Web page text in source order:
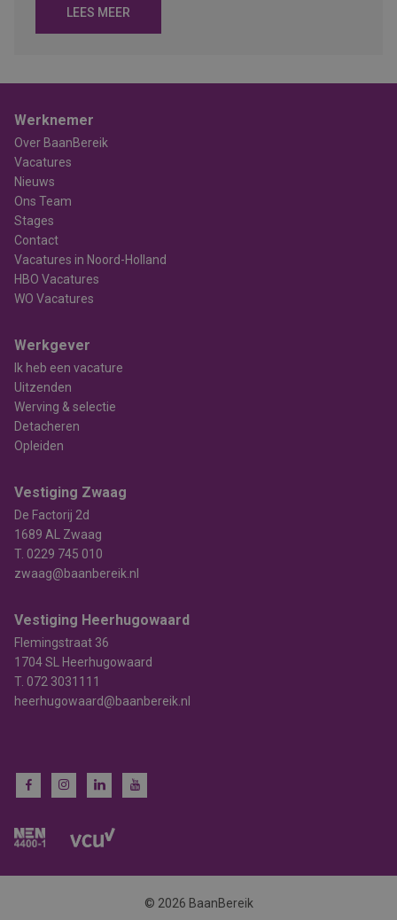
LEES MEER
Werknemer
Over BaanBereik
Vacatures
Nieuws
Ons Team
Stages
Contact
Vacatures in Noord-Holland
HBO Vacatures
WO Vacatures
Werkgever
Ik heb een vacature
Uitzenden
Werving & selectie
Detacheren
Opleiden
Vestiging Zwaag
De Factorij 2d
1689 AL Zwaag
T. 0229 745 010
zwaag@baanbereik.nl
Vestiging Heerhugowaard
Flemingstraat 36
1704 SL Heerhugowaard
T. 072 3031111
heerhugowaard@baanbereik.nl
© 2026 BaanBereik